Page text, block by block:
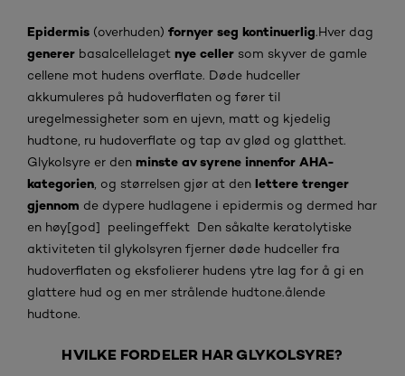
Epidermis (overhuden) fornyer seg kontinuerlig.Hver dag
generer basalcellelaget nye celler som skyver de gamle
cellene mot hudens overflate. Døde hudceller
akkumuleres på hudoverflaten og fører til
uregelmessigheter som en ujevn, matt og kjedelig
hudtone, ru hudoverflate og tap av glød og glatthet.
Glykolsyre er den minste av syrene innenfor AHA-
kategorien , og størrelsen gjør at den lettere trenger
gjennom de dypere hudlagene i epidermis og dermed har
en høy[god] peelingeffekt Den såkalte keratolytiske
aktiviteten til glykolsyren fjerner døde hudceller fra
hudoverflaten og eksfolierer hudens ytre lag for å gi en
glattere hud og en mer strålende hudtone.ålende
hudtone.
HVILKE FORDELER HAR GLYKOLSYRE?